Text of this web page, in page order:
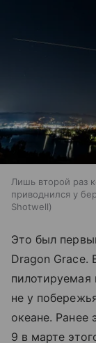
Лишь второй раз
приводнился у
Shotwell
Это был
Dragon Grace.
пилотируемая
не у
океане. Ранее
9 в марте